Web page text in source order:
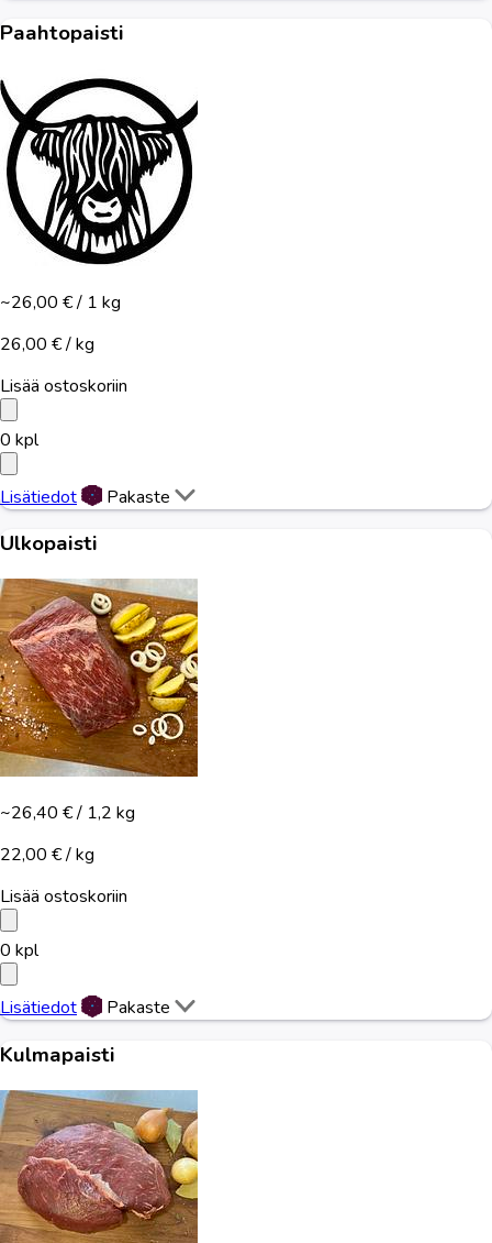
Paahtopaisti
~26,00 €/ 1 kg
26,00 € / kg
Lisää ostoskoriin
0 kpl
Lisätiedot Pakaste
Ulkopaisti
~26,40 €/ 1,2 kg
22,00 € / kg
Lisää ostoskoriin
0 kpl
Lisätiedot Pakaste
Kulmapaisti